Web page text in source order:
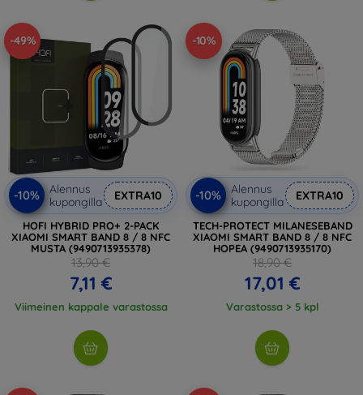
-49%
-10%
Alennus
kupongilla
EXTRA10
HOFI HYBRID PRO+ 2-PACK
XIAOMI SMART BAND 8 / 8 NFC
MUSTA (9490713935378)
13,90 €
7,11 €
Viimeinen kappale varastossa
-10%
-10%
Alennus
kupongilla
EXTRA10
TECH-PROTECT MILANESEBAND
XIAOMI SMART BAND 8 / 8 NFC
HOPEA (9490713935170)
18,90 €
17,01 €
Varastossa > 5 kpl